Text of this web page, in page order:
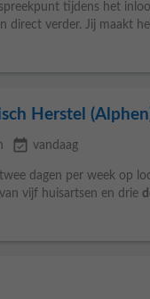
tijdens het
direct verder. Jij maakt
Herstel
event_available vandaag
dagen per week op
vijf huisartsen en drie